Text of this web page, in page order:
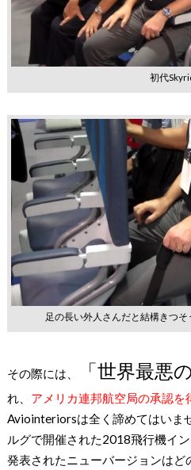
初代
足の長い外人さんだと結構きつそ
その際には、 「世界最悪
れ、 アメリカ連邦航空局の承認を
Aviointeriorsは全く諦めてはいま
ルグで開催された2018飛行機イ
発表されたニューバージョンは